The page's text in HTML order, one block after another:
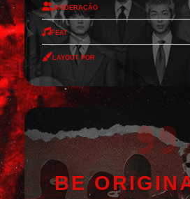
Moderação
Feat
Layout por
BE